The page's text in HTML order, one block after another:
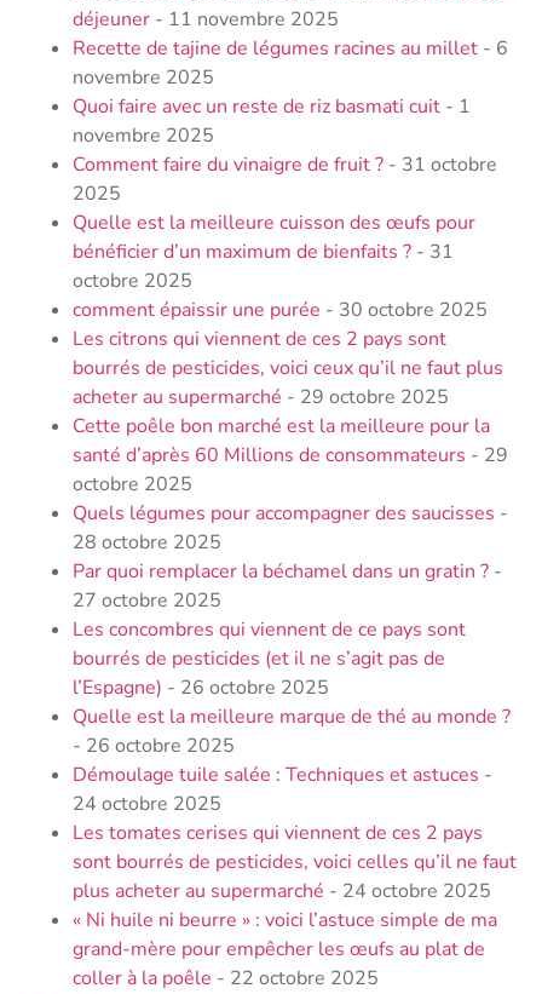
déjeuner - 11 novembre 2025
Recette de tajine de légumes racines au millet - 6
novembre 2025
Quoi faire avec un reste de riz basmati cuit - 1
novembre 2025
Comment faire du vinaigre de fruit ? - 31 octobre
2025
Quelle est la meilleure cuisson des œufs pour
bénéficier d’un maximum de bienfaits ? - 31
octobre 2025
comment épaissir une purée - 30 octobre 2025
Les citrons qui viennent de ces 2 pays sont
bourrés de pesticides, voici ceux qu’il ne faut plus
acheter au supermarché - 29 octobre 2025
Cette poêle bon marché est la meilleure pour la
santé d’après 60 Millions de consommateurs - 29
octobre 2025
Quels légumes pour accompagner des saucisses -
28 octobre 2025
Par quoi remplacer la béchamel dans un gratin ? -
27 octobre 2025
Les concombres qui viennent de ce pays sont
bourrés de pesticides (et il ne s’agit pas de
l’Espagne) - 26 octobre 2025
Quelle est la meilleure marque de thé au monde ?
- 26 octobre 2025
Démoulage tuile salée : Techniques et astuces -
24 octobre 2025
Les tomates cerises qui viennent de ces 2 pays
sont bourrés de pesticides, voici celles qu’il ne faut
plus acheter au supermarché - 24 octobre 2025
« Ni huile ni beurre » : voici l’astuce simple de ma
grand-mère pour empêcher les œufs au plat de
coller à la poêle - 22 octobre 2025